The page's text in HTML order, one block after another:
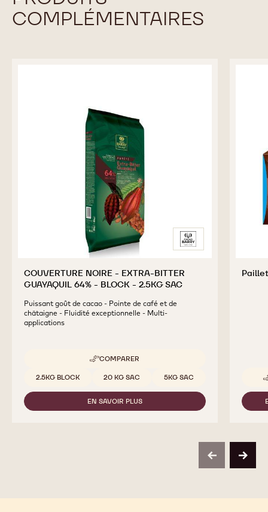
COMPLÉMENTAIRES
COUVERTURE NOIRE - EXTRA-BITTER
GUAYAQUIL 64% - BLOCK - 2.5KG SAC
Puissant goût de cacao - Pointe de café et de
châtaigne - Fluidité exceptionnelle - Multi-
applications
COMPARER
-
COUVERTURE
NOIRE
-
EXTRA-
BITTER
Tailles disponibles
2.5KG BLOCK 20 KG SAC 5KG SAC
EN SAVOIR PLUS
-
previousnext